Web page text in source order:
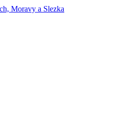
Moravy a Slezka